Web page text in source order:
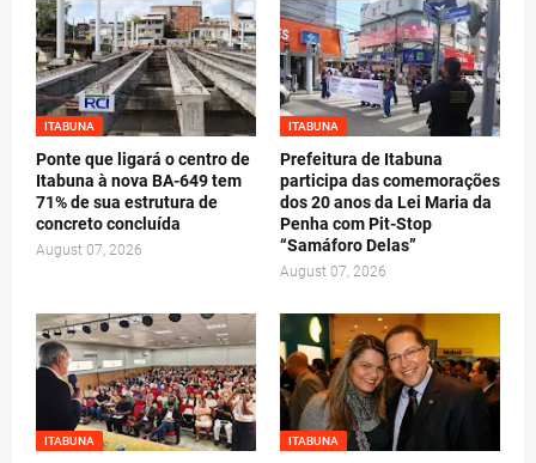
ITABUNA
Ponte que ligará o centro de
Itabuna à nova BA-649 tem
71% de sua estrutura de
concreto concluída
August 07, 2026
ITABUNA
Prefeitura de Itabuna
participa das comemorações
dos 20 anos da Lei Maria da
Penha com Pit-Stop
“Samáforo Delas”
August 07, 2026
ITABUNA ITABUNA